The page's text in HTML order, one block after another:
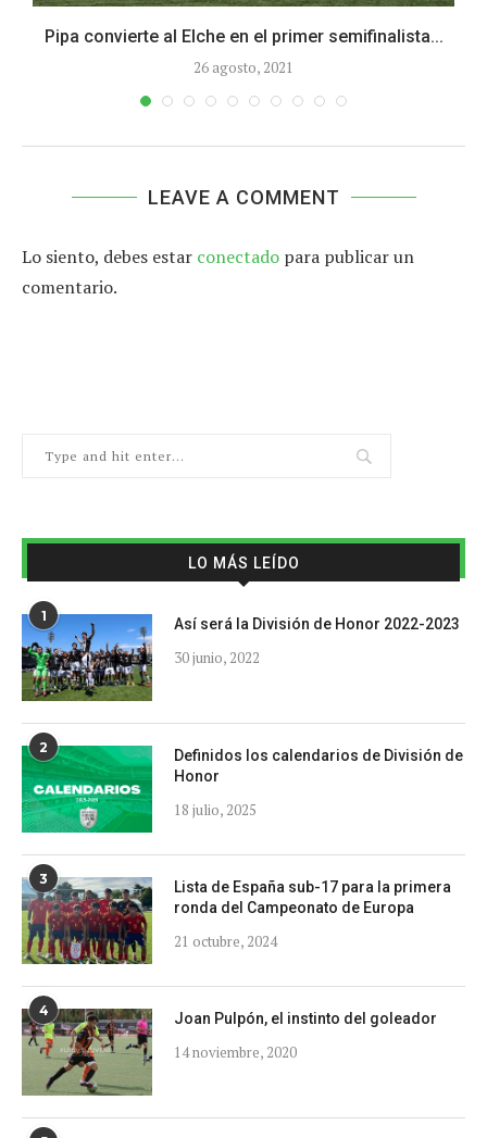
Pipa convierte al Elche en el primer semifinalista...
26 agosto, 2021
LEAVE A COMMENT
Lo siento, debes estar conectado para publicar un
comentario.
LO MÁS LEÍDO
1 Así será la División de Honor 2022-2023
30 junio, 2022
2
Definidos los calendarios de División de
Honor
18 julio, 2025
3
Lista de España sub-17 para la primera
ronda del Campeonato de Europa
21 octubre, 2024
4 Joan Pulpón, el instinto del goleador
14 noviembre, 2020